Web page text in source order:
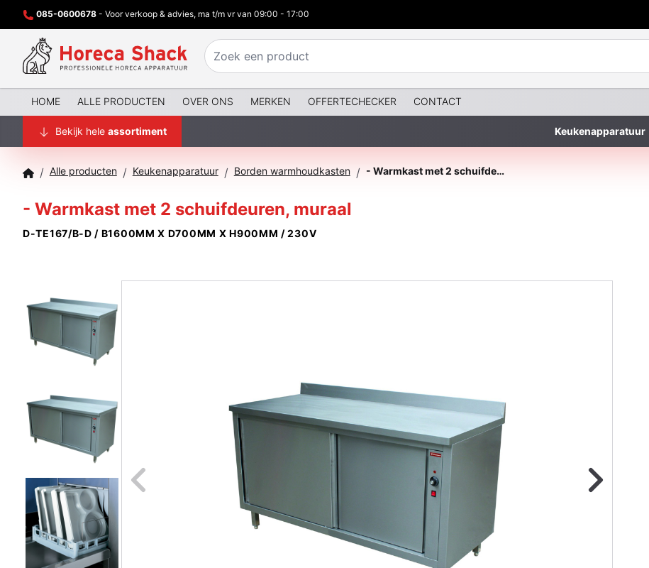
085-0600678 - Voor verkoop & advies, ma t/m vr van 09:00 - 17:00
HOME ALLE PRODUCTEN OVER ONS MERKEN OFFERTECHECKER CONTACT
Bekijk hele assortiment Keukenapparatuur
/ Alle producten / Keukenapparatuur / Borden warmhoudkasten / - Warmkast met 2 schuifdeuren, muraal
- Warmkast met 2 schuifdeuren, muraal
D-TE167/B-D / B1600MM X D700MM X H900MM / 230V
Naar vorige foto